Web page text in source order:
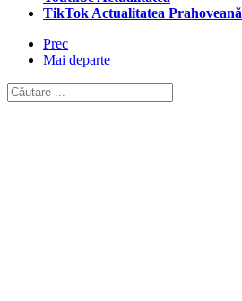
TikTok Actualitatea Prahoveană
Prec
Mai departe